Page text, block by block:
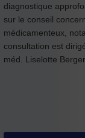
diagnostique
sur le conseil
médicamenteux,
consultation est
méd. Liselotte